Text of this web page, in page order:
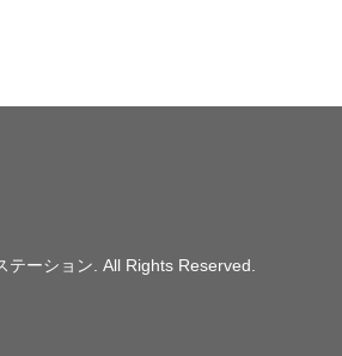
テーション . All Rights Reserved.